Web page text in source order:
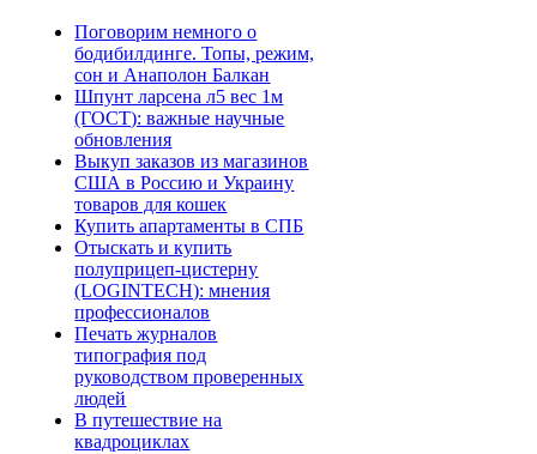
Поговорим немного о
бодибилдинге. Топы, режим,
сон и Анаполон Балкан
Шпунт ларсена л5 вес 1м
(ГОСТ): важные научные
обновления
Выкуп заказов из магазинов
США в Россию и Украину
товаров для кошек
Купить апартаменты в СПБ
Отыскать и купить
полуприцеп-цистерну
(LOGINTECH): мнения
профессионалов
Печать журналов
типография под
руководством проверенных
людей
В путешествие на
квадроциклах